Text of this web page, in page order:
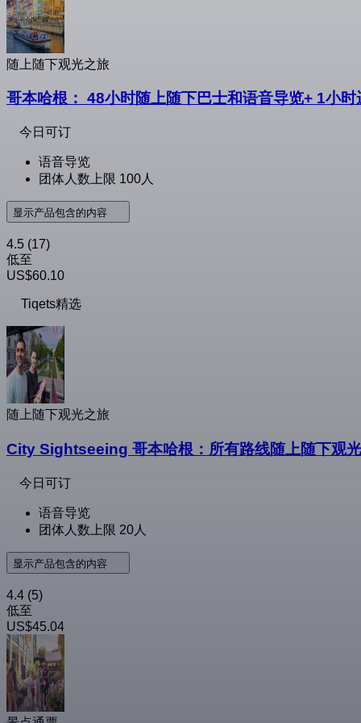
随上随下观光之旅
哥本哈根： 48小时随上随下巴士和语音导览+ 1小时
今日可订
语音导览
团体人数上限 100人
显示产品包含的内容
4.5 (17)
低至
US$60.10
Tiqets精选
随上随下观光之旅
City Sightseeing 哥本哈根：所有路线随上随下观
今日可订
语音导览
团体人数上限 20人
显示产品包含的内容
4.4 (5)
低至
US$45.04